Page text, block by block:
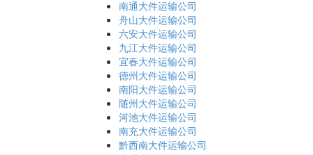
南通大件运输公司
舟山大件运输公司
六安大件运输公司
九江大件运输公司
宜春大件运输公司
德州大件运输公司
南阳大件运输公司
随州大件运输公司
河池大件运输公司
南充大件运输公司
黔西南大件运输公司